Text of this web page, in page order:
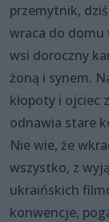
przemytnik,
wraca do domu
wsi doroczny
żoną i synem.
kłopoty i ojciec
odnawia stare
Nie wie, że
wszystko, z
ukraińskich
konwencje,